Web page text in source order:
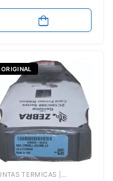
300 Imágenes
ORIGINAL
CINTAS TERMICAS | TICKETERAS | LAMINADAS | ETIQUETADORAS | CONTINUAS ADHESIVAS